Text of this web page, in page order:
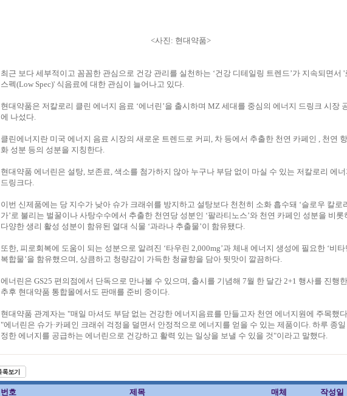
<사진: 현대약품>
최근 보다 세부적이고 꼼꼼한 관심으로 건강 관리를 실천하는 ‘건강 디테일링 트렌드’가 지속되면서 '
스펙(Low Spec)' 식음료에 대한 관심이 늘어나고 있다.
현대약품은 저칼로리 클린 에너지 음료 ‘에너린’을 출시하며 MZ 세대를 중심의 에너지 드링크 시장
에 나섰다.
클린에너지란 미국 에너지 음료 시장의 새로운 트렌드로 커피, 차 등에서 추출한 천연 카페인 , 천연
화 성분 등의 성분을 지칭한다.
현대약품 에너린은 설탕, 보존료, 색소를 첨가하지 않아 누구나 부담 없이 마실 수 있는 저칼로리 에너
드링크다.
이번 신제품에는 당 지수가 낮아 슈가 크래쉬를 방지하고 설탕보다 천천히 소화 흡수돼 ‘슬로우 칼로
가’로 불리는 벌꿀이나 사탕수수에서 추출한 천연당 성분인 ‘팔라티노스’와 천연 카페인 성분을 비롯
다양한 생리 활성 성분이 함유된 열대 식물 ‘과라나 추출물’이 함유됐다.
또한, 피로회복에 도움이 되는 성분으로 알려진 ‘타우린 2,000mg’과 체내 에너지 생성에 필요한 ‘비타
복합물’을 함유했으며, 상큼하고 청량감이 가득한 청귤향을 담아 뒷맛이 깔끔하다.
에너린은 GS25 편의점에서 단독으로 만나볼 수 있으며, 출시를 기념해 7월 한 달간 2+1 행사를 진행
추후 현대약품 통합몰에서도 판매를 준비 중이다.
현대약품 관계자는 "매일 마셔도 부담 없는 건강한 에너지음료를 만들고자 천연 에너지원에 주목했
"에너린은 슈가·카페인 크래쉬 걱정을 덜면서 안정적으로 에너지를 얻을 수 있는 제품이다. 하루 종일
정한 에너지를 공급하는 에너린으로 건강하고 활력 있는 일상을 보낼 수 있을 것"이라고 말했다.
번호 제목 매체
작성일